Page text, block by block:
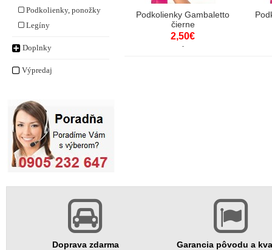
Podkolienky, ponožky
Legíny
Doplnky
Výpredaj
Podkolienky Gambaletto
čierne
2,50€
Doprava zdarma Garancia pôvodu a